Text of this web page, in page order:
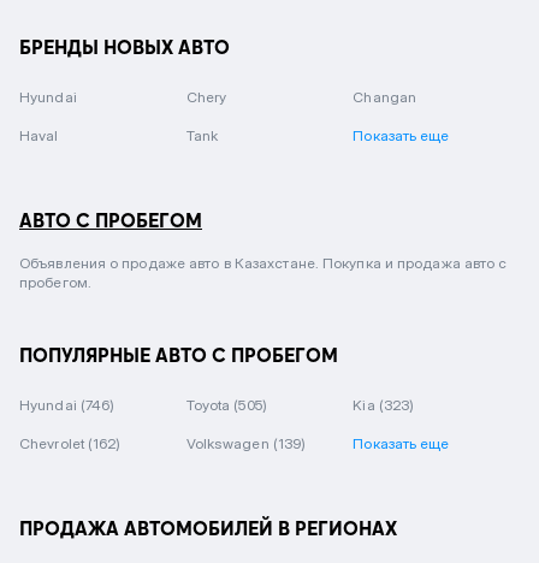
БРЕНДЫ НОВЫХ АВТО
Hyundai Chery Changan
Haval Tank Показать еще
АВТО С ПРОБЕГОМ
Объявления о продаже авто в Казахстане. Покупка и продажа авто с
пробегом.
ПОПУЛЯРНЫЕ АВТО С ПРОБЕГОМ
Hyundai (746) Toyota (505) Kia (323)
Chevrolet (162) Volkswagen (139) Показать еще
ПРОДАЖА АВТОМОБИЛЕЙ В РЕГИОНАХ